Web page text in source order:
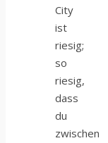
City
ist
riesig;
so
riesig,
dass
du
zwischen